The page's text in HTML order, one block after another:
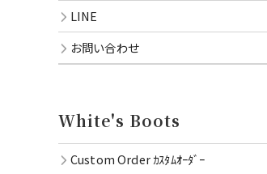
LINE
お問い合わせ
White's Boots
Custom Order ｶｽﾀﾑｵｰﾀﾞｰ